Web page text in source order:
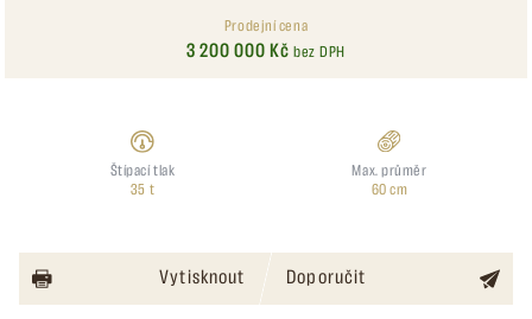
Prodejní cena
3 200 000 Kčbez DPH
Štípací tlak
35 t
Max. průměr
60 cm
Vytisknout Doporučit